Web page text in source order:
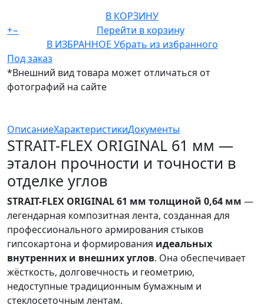
В КОРЗИНУ
+−
Перейти в корзину
В ИЗБРАННОЕ Убрать из избранного
Под заказ
*Внешний вид товара может отличаться от
фотографий на сайте
ОписаниеХарактеристикиДокументы
STRAIT-FLEX ORIGINAL 61 мм —
эталон прочности и точности в
отделке углов
STRAIT-FLEX ORIGINAL 61 мм толщиной 0,64 мм —
легендарная композитная лента, созданная для
профессионального армирования стыков
гипсокартона и формирования идеальных
внутренних и внешних углов. Она обеспечивает
жёсткость, долговечность и геометрию,
недоступные традиционным бумажным и
стеклосеточным лентам.